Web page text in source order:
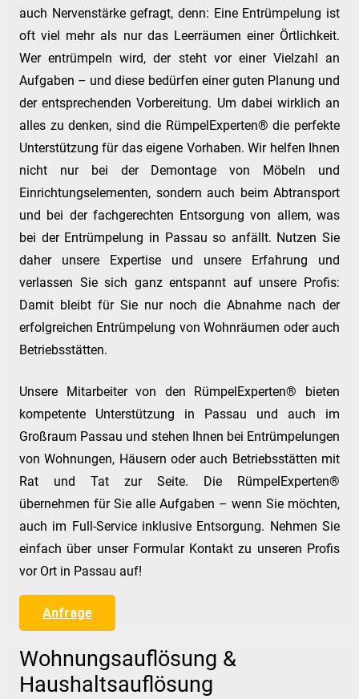
auch Nervenstärke gefragt, denn: Eine Entrümpelung ist
oft viel mehr als nur das Leerräumen einer Örtlichkeit.
Wer entrümpeln wird, der steht vor einer Vielzahl an
Aufgaben – und diese bedürfen einer guten Planung und
der entsprechenden Vorbereitung. Um dabei wirklich an
alles zu denken, sind die RümpelExperten® die perfekte
Unterstützung für das eigene Vorhaben. Wir helfen Ihnen
nicht nur bei der Demontage von Möbeln und
Einrichtungselementen, sondern auch beim Abtransport
und bei der fachgerechten Entsorgung von allem, was
bei der Entrümpelung in Passau so anfällt. Nutzen Sie
daher unsere Expertise und unsere Erfahrung und
verlassen Sie sich ganz entspannt auf unsere Profis:
Damit bleibt für Sie nur noch die Abnahme nach der
erfolgreichen Entrümpelung von Wohnräumen oder auch
Betriebsstätten.
Unsere Mitarbeiter von den RümpelExperten® bieten
kompetente Unterstützung in Passau und auch im
Großraum Passau und stehen Ihnen bei Entrümpelungen
von Wohnungen, Häusern oder auch Betriebsstätten mit
Rat und Tat zur Seite. Die RümpelExperten®
übernehmen für Sie alle Aufgaben – wenn Sie möchten,
auch im Full-Service inklusive Entsorgung. Nehmen Sie
einfach über unser Formular Kontakt zu unseren Profis
vor Ort in Passau auf!
Anfrage
Wohnungsauflösung &
Haushaltsauflösung